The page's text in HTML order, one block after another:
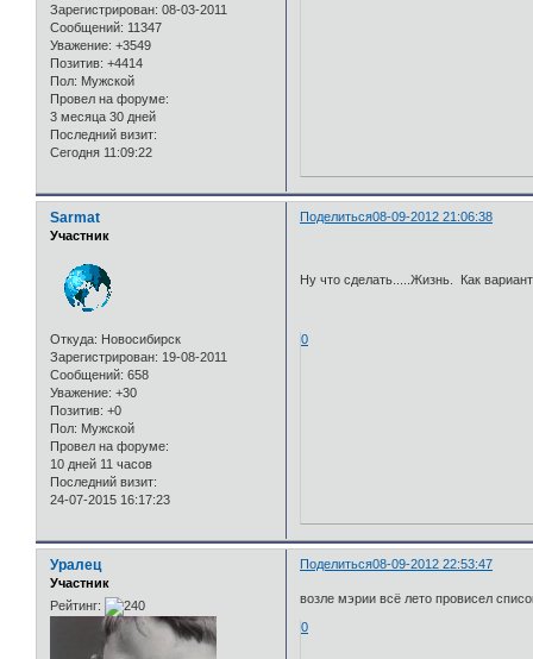
Зарегистрирован: 08-03-2011
Сообщений: 11347
Уважение: +3549
Позитив: +4414
Пол: Мужской
Провел на форуме:
3 месяца 30 дней
Последний визит:
Сегодня 11:09:22
Поделиться08-09-2012 21:06:38
Sarmat
Участник
Откуда: Новосибирск
Зарегистрирован: 19-08-2011
Сообщений: 658
Уважение: +30
Позитив: +0
Пол: Мужской
Провел на форуме:
10 дней 11 часов
Последний визит:
24-07-2015 16:17:23
Ну что сделать.....Жизнь. Как
0
Поделиться08-09-2012 22:53:47
Уралец
Участник
Рейтинг:
возле мэрии всё лето провисел
0